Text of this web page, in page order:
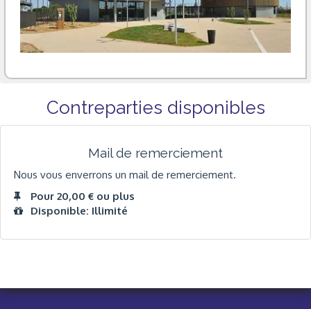
Contreparties disponibles
Mail de remerciement
Nous vous enverrons un mail de remerciement.
Pour 20,00 € ou plus
Disponible: Illimité